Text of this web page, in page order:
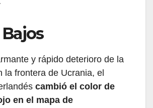
y rápido deterioro de la
la frontera de Ucrania, el
cambió el color de
en el mapa de